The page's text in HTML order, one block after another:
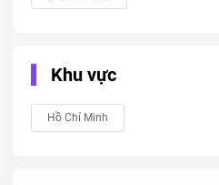
Khu vực
Hồ Chí Minh